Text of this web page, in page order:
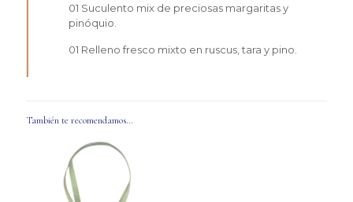
01 Suculento mix de preciosas margaritas y
pinóquio.
01 Relleno fresco mixto en ruscus, tara y pino.
También te recomendamos…